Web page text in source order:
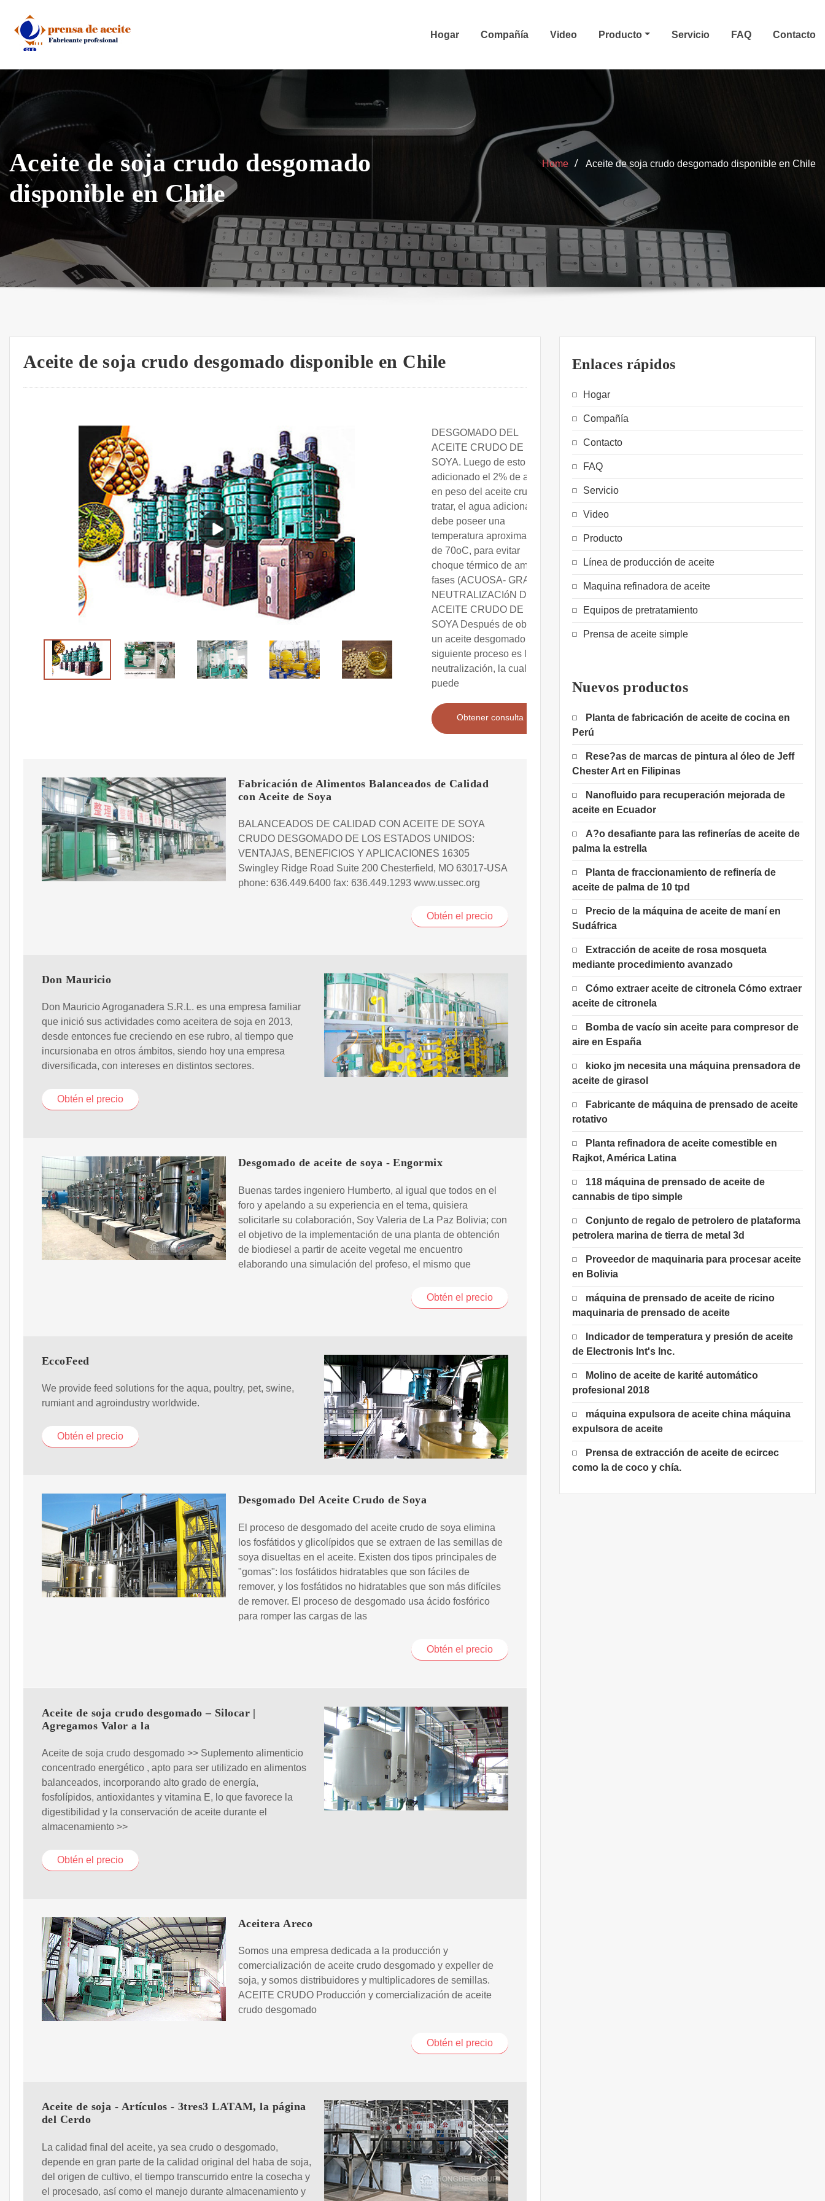
content
Hogar Compañía Video Producto Servicio FAQ Contacto
Aceite de soja crudo desgomado
disponible en Chile
Home Aceite de soja crudo desgomado disponible en Chile
Aceite de soja crudo desgomado disponible en Chile
DESGOMADO DEL
ACEITE CRUDO DE
SOYA. Luego de esto es
adicionado el 2% de agua
en peso del aceite crudo a
tratar, el agua adicionada
debe poseer una
temperatura aproximada
de 70oC, para evitar
choque térmico de ambas
fases (ACUOSA- GRASA)
NEUTRALIZACIóN DEL
ACEITE CRUDO DE
SOYA Después de obtener
un aceite desgomado el
siguiente proceso es la
neutralización, la cual se
puede
Obtener consulta
Fabricación de Alimentos Balanceados de Calidad
con Aceite de Soya
BALANCEADOS DE CALIDAD CON ACEITE DE SOYA
CRUDO DESGOMADO DE LOS ESTADOS UNIDOS:
VENTAJAS, BENEFICIOS Y APLICACIONES 16305
Swingley Ridge Road Suite 200 Chesterfield, MO 63017-USA
phone: 636.449.6400 fax: 636.449.1293 www.ussec.org
Obtén el precio
Don Mauricio
Don Mauricio Agroganadera S.R.L. es una empresa familiar
que inició sus actividades como aceitera de soja en 2013,
desde entonces fue creciendo en ese rubro, al tiempo que
incursionaba en otros ámbitos, siendo hoy una empresa
diversificada, con intereses en distintos sectores.
Obtén el precio
Desgomado de aceite de soya - Engormix
Buenas tardes ingeniero Humberto, al igual que todos en el
foro y apelando a su experiencia en el tema, quisiera
solicitarle su colaboración, Soy Valeria de La Paz Bolivia; con
el objetivo de la implementación de una planta de obtención
de biodiesel a partir de aceite vegetal me encuentro
elaborando una simulación del profeso, el mismo que
Obtén el precio
EccoFeed
We provide feed solutions for the aqua, poultry, pet, swine,
rumiant and agroindustry worldwide.
Obtén el precio
Desgomado Del Aceite Crudo de Soya
El proceso de desgomado del aceite crudo de soya elimina
los fosfátidos y glicolípidos que se extraen de las semillas de
soya disueltas en el aceite. Existen dos tipos principales de
"gomas": los fosfátidos hidratables que son fáciles de
remover, y los fosfátidos no hidratables que son más difíciles
de remover. El proceso de desgomado usa ácido fosfórico
para romper las cargas de las
Obtén el precio
Aceite de soja crudo desgomado – Silocar |
Agregamos Valor a la
Aceite de soja crudo desgomado >> Suplemento alimenticio
concentrado energético , apto para ser utilizado en alimentos
balanceados, incorporando alto grado de energía,
fosfolípidos, antioxidantes y vitamina E, lo que favorece la
digestibilidad y la conservación de aceite durante el
almacenamiento >>
Obtén el precio
Aceitera Areco
Somos una empresa dedicada a la producción y
comercialización de aceite crudo desgomado y expeller de
soja, y somos distribuidores y multiplicadores de semillas.
ACEITE CRUDO Producción y comercialización de aceite
crudo desgomado
Obtén el precio
Aceite de soja - Artículos - 3tres3 LATAM, la página
del Cerdo
La calidad final del aceite, ya sea crudo o desgomado,
depende en gran parte de la calidad original del haba de soja,
del origen de cultivo, el tiempo transcurrido entre la cosecha y
el procesado, así como el manejo durante almacenamiento y
Enlaces rápidos
Hogar
Compañía
Contacto
FAQ
Servicio
Video
Producto
Línea de producción de aceite
Maquina refinadora de aceite
Equipos de pretratamiento
Prensa de aceite simple
Nuevos productos
Planta de fabricación de aceite de cocina en
Perú
Rese?as de marcas de pintura al óleo de Jeff
Chester Art en Filipinas
Nanofluido para recuperación mejorada de
aceite en Ecuador
A?o desafiante para las refinerías de aceite de
palma la estrella
Planta de fraccionamiento de refinería de
aceite de palma de 10 tpd
Precio de la máquina de aceite de maní en
Sudáfrica
Extracción de aceite de rosa mosqueta
mediante procedimiento avanzado
Cómo extraer aceite de citronela Cómo extraer
aceite de citronela
Bomba de vacío sin aceite para compresor de
aire en España
kioko jm necesita una máquina prensadora de
aceite de girasol
Fabricante de máquina de prensado de aceite
rotativo
Planta refinadora de aceite comestible en
Rajkot, América Latina
118 máquina de prensado de aceite de
cannabis de tipo simple
Conjunto de regalo de petrolero de plataforma
petrolera marina de tierra de metal 3d
Proveedor de maquinaria para procesar aceite
en Bolivia
máquina de prensado de aceite de ricino
maquinaria de prensado de aceite
Indicador de temperatura y presión de aceite
de Electronis Int's Inc.
Molino de aceite de karité automático
profesional 2018
máquina expulsora de aceite china máquina
expulsora de aceite
Prensa de extracción de aceite de ecircec
como la de coco y chía.